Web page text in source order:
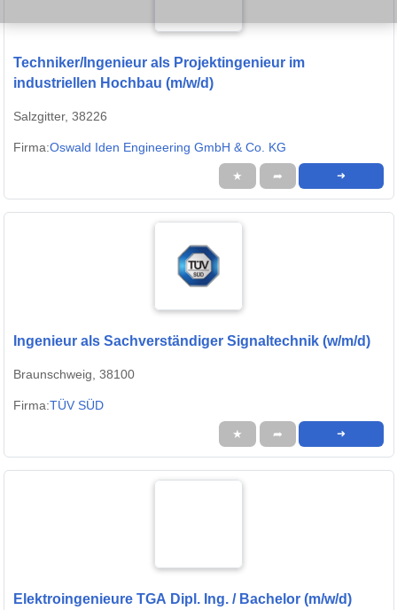
Techniker/Ingenieur als Projektingenieur im
industriellen Hochbau (m/w/d)
Salzgitter, 38226
Firma:Oswald Iden Engineering GmbH & Co. KG
★ ➦ ➜
Ingenieur als Sachverständiger Signaltechnik (w/m/d)
Braunschweig, 38100
Firma:TÜV SÜD
★ ➦ ➜
Elektroingenieure TGA Dipl. Ing. / Bachelor (m/w/d)